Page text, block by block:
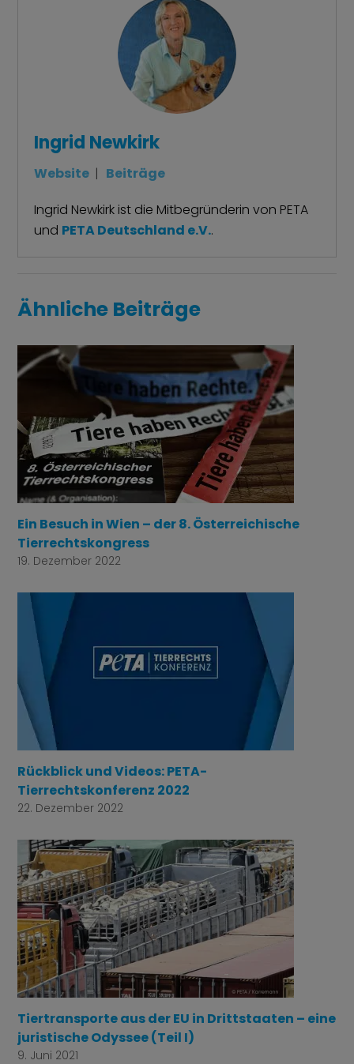
Ingrid Newkirk
Website | Beiträge
Ingrid Newkirk ist die Mitbegründerin von PETA
und PETA Deutschland e.V..
Ähnliche Beiträge
Ein Besuch in Wien – der 8. Österreichische
Tierrechtskongress
19. Dezember 2022
Rückblick und Videos: PETA-
Tierrechtskonferenz 2022
22. Dezember 2022
Tiertransporte aus der EU in Drittstaaten – eine
juristische Odyssee (Teil I)
9. Juni 2021